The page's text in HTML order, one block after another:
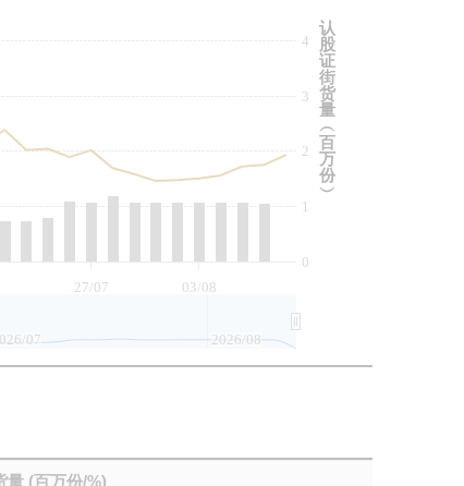
27/07 03/08
0
1
2
3
4
07 2026/08
认
股
证
街
货
量
︵
百
万
份
︶
量 (百万份/%)